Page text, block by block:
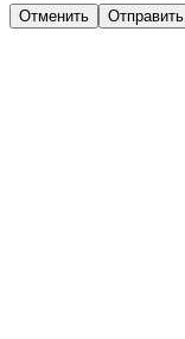
Отменить Отправить